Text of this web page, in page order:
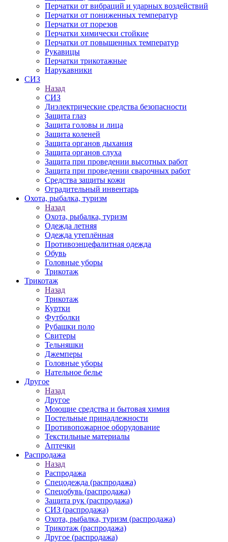
Перчатки от вибраций и ударных воздействий
Перчатки от пониженных температур
Перчатки от порезов
Перчатки химически стойкие
Перчатки от повышенных температур
Рукавицы
Перчатки трикотажные
Нарукавники
СИЗ
Назад
СИЗ
Диэлектрические средства безопасности
Защита глаз
Защита головы и лица
Защита коленей
Защита органов дыхания
Защита органов слуха
Защита при проведении высотных работ
Защита при проведении сварочных работ
Средства защиты кожи
Оградительный инвентарь
Охота, рыбалка, туризм
Назад
Охота, рыбалка, туризм
Одежда летняя
Одежда утеплённая
Противоэнцефалитная одежда
Обувь
Головные уборы
Трикотаж
Трикотаж
Назад
Трикотаж
Куртки
Футболки
Рубашки поло
Свитеры
Тельняшки
Джемперы
Головные уборы
Нательное белье
Другое
Назад
Другое
Моющие средства и бытовая химия
Постельные принадлежности
Противопожарное оборудование
Текстильные материалы
Аптечки
Распродажа
Назад
Распродажа
Спецодежда (распродажа)
Спецобувь (распродажа)
Защита рук (распродажа)
СИЗ (распродажа)
Охота, рыбалка, туризм (распродажа)
Трикотаж (распродажа)
Другое (распродажа)